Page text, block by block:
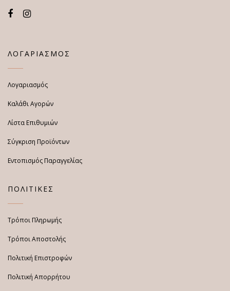
ΛΟΓΑΡΙΑΣΜΟΣ
Λογαριασμός
Καλάθι Αγορών
Λίστα Επιθυμιών
Σύγκριση Προϊόντων
Εντοπισμός Παραγγελίας
ΠΟΛΙΤΙΚΕΣ
Τρόποι Πληρωμής
Τρόποι Αποστολής
Πολιτική Επιστροφών
Πολιτική Απορρήτου